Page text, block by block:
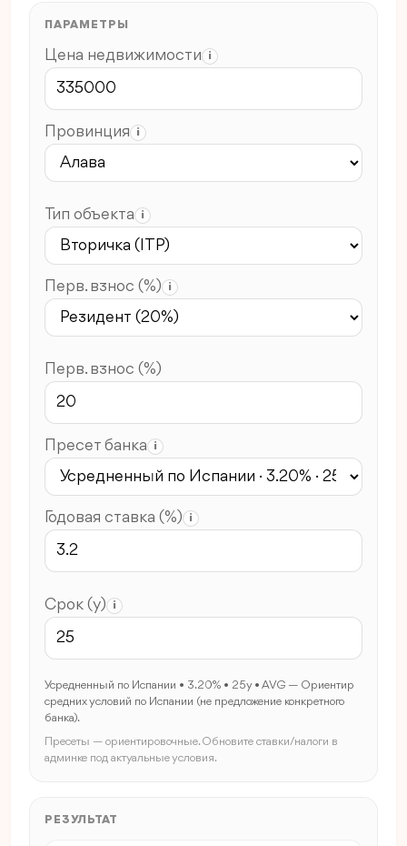
ПАРАМЕТРЫ
Цена недвижимости i
Провинция i
Тип объекта i
Перв. взнос (%) i
Перв. взнос (%)
Пресет банка i
Годовая ставка (%) i
Срок (y) i
Усредненный по Испании • 3.20% • 25y • AVG — Ориентир
средних условий по Испании (не предложение конкретного
банка).
Пресеты — ориентировочные. Обновите ставки/налоги в
админке под актуальные условия.
РЕЗУЛЬТАТ